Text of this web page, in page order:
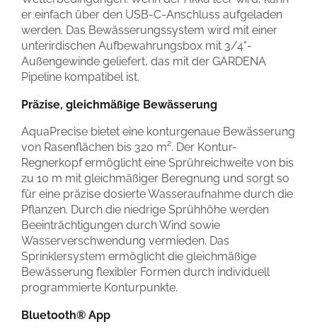
er einfach über den USB-C-Anschluss aufgeladen
werden. Das Bewässerungssystem wird mit einer
unterirdischen Aufbewahrungsbox mit 3/4"-
Außengewinde geliefert, das mit der GARDENA
Pipeline kompatibel ist.
Präzise, gleichmäßige Bewässerung
AquaPrecise bietet eine konturgenaue Bewässerung
von Rasenflächen bis 320 m². Der Kontur-
Regnerkopf ermöglicht eine Sprühreichweite von bis
zu 10 m mit gleichmäßiger Beregnung und sorgt so
für eine präzise dosierte Wasseraufnahme durch die
Pflanzen. Durch die niedrige Sprühhöhe werden
Beeinträchtigungen durch Wind sowie
Wasserverschwendung vermieden. Das
Sprinklersystem ermöglicht die gleichmäßige
Bewässerung flexibler Formen durch individuell
programmierte Konturpunkte.
Bluetooth® App